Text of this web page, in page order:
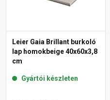
Leier Gaia Brillant burkoló
lap homokbeige 40x60x3,8
cm
Gyártói készleten